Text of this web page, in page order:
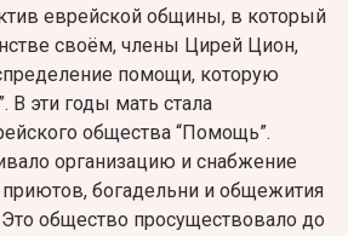
еврейской общины, в который
своём, члены Цирей Цион,
помощи, которую
В эти годы мать стала
общества “Помощь”.
организацию и снабжение
приютов, богадельни и oбщежития
общество просуществовало до